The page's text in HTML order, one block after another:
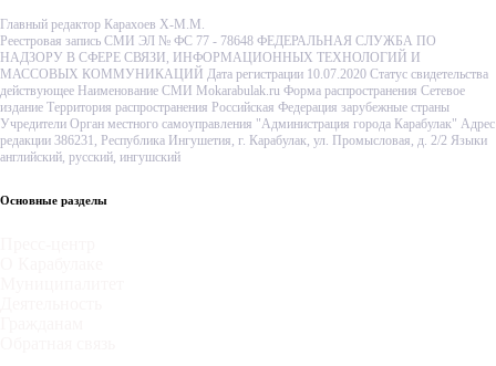
Главный редактор Карахоев Х-М.М.
Реестровая запись СМИ ЭЛ № ФС 77 - 78648 ФЕДЕРАЛЬНАЯ СЛУЖБА ПО
НАДЗОРУ В СФЕРЕ СВЯЗИ, ИНФОРМАЦИОННЫХ ТЕХНОЛОГИЙ И
МАССОВЫХ КОММУНИКАЦИЙ Дата регистрации 10.07.2020 Статус свидетельства
действующее Наименование СМИ Mokarabulak.ru Форма распространения Сетевое
издание Территория распространения Российская Федерация зарубежные страны
Учредители Орган местного самоуправления "Администрация города Карабулак" Адрес
редакции 386231, Республика Ингушетия, г. Карабулак, ул. Промысловая, д. 2/2 Языки
английский, русский, ингушский
Основные разделы